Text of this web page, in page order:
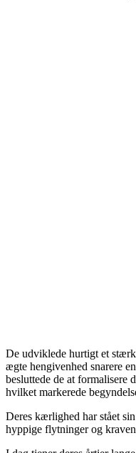
De udviklede hurtigt et
ægte hengivenhed snarere
besluttede de at formalisere
hvilket markerede
Deres kærlighed har stået
hyppige flytninger og